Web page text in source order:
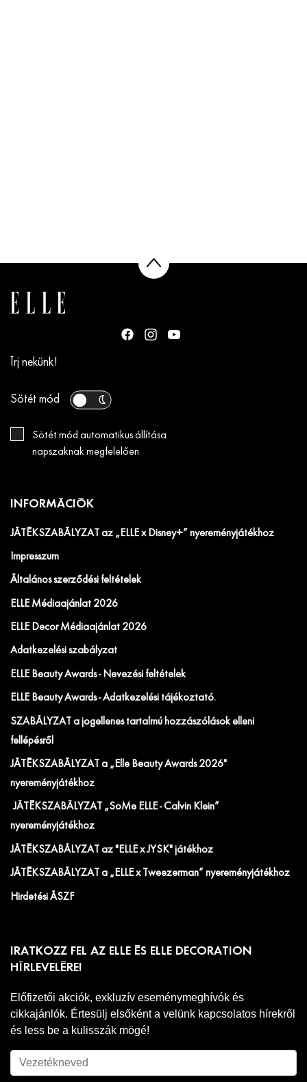
Írj nekünk!
Sötét mód
Sötét mód automatikus állítása
napszaknak megfelelően
INFORMÁCIÓK
JÁTÉKSZABÁLYZAT az „ELLE x Disney+” nyereményjátékhoz
Impresszum
Általános szerződési feltételek
ELLE Médiaajánlat 2026
ELLE Decor Médiaajánlat 2026
Adatkezelési szabályzat
ELLE Beauty Awards - Nevezési feltételek
ELLE Beauty Awards - Adatkezelési tájékoztató.
SZABÁLYZAT a jogellenes tartalmú hozzászólások elleni
fellépésről
JÁTÉKSZABÁLYZAT a „Elle Beauty Awards 2026"
nyereményjátékhoz
JÁTÉKSZABÁLYZAT „SoMe ELLE - Calvin Klein”
nyereményjátékhoz
JÁTÉKSZABÁLYZAT az "ELLE x JYSK" játékhoz
JÁTÉKSZABÁLYZAT a „ELLE x Tweezerman” nyereményjátékhoz
Hirdetési ÁSZF
IRATKOZZ FEL AZ ELLE ÉS ELLE DECORATION
HÍRLEVELÉRE!
Előfizetői akciók, exkluzív eseménymeghívók és
cikkajánlók. Értesülj elsőként a velünk kapcsolatos hírekről
és less be a kulisszák mögé!